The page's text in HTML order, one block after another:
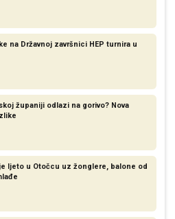
na Državnoj završnici HEP turnira u
županiji odlazi na gorivo? Nova
ljeto u Otočcu uz žonglere, balone od